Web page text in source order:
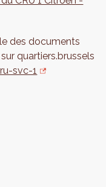
des documents
quartiers.brussels
svc-1